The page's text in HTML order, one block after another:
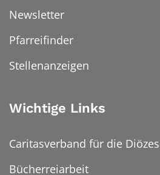
Newsletter
Pfarreifinder
Stellenanzeigen
Wichtige Links
Caritasverband für die
Bücherreiarbeit